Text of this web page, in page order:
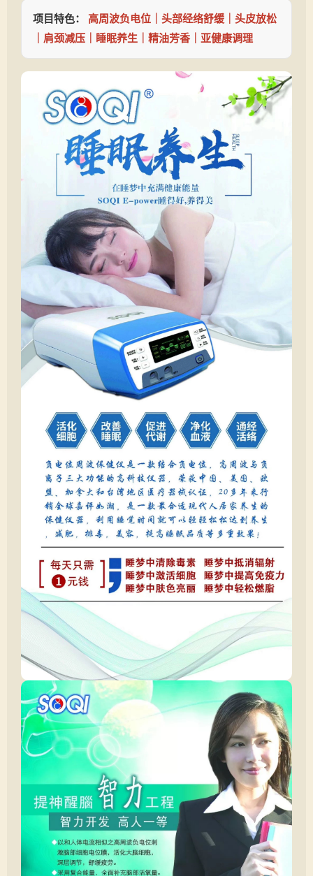
项目特色：
高周波负电位｜头部经络舒缓｜头皮放松
｜肩颈减压｜睡眠养生｜精油芳香｜亚健康调理